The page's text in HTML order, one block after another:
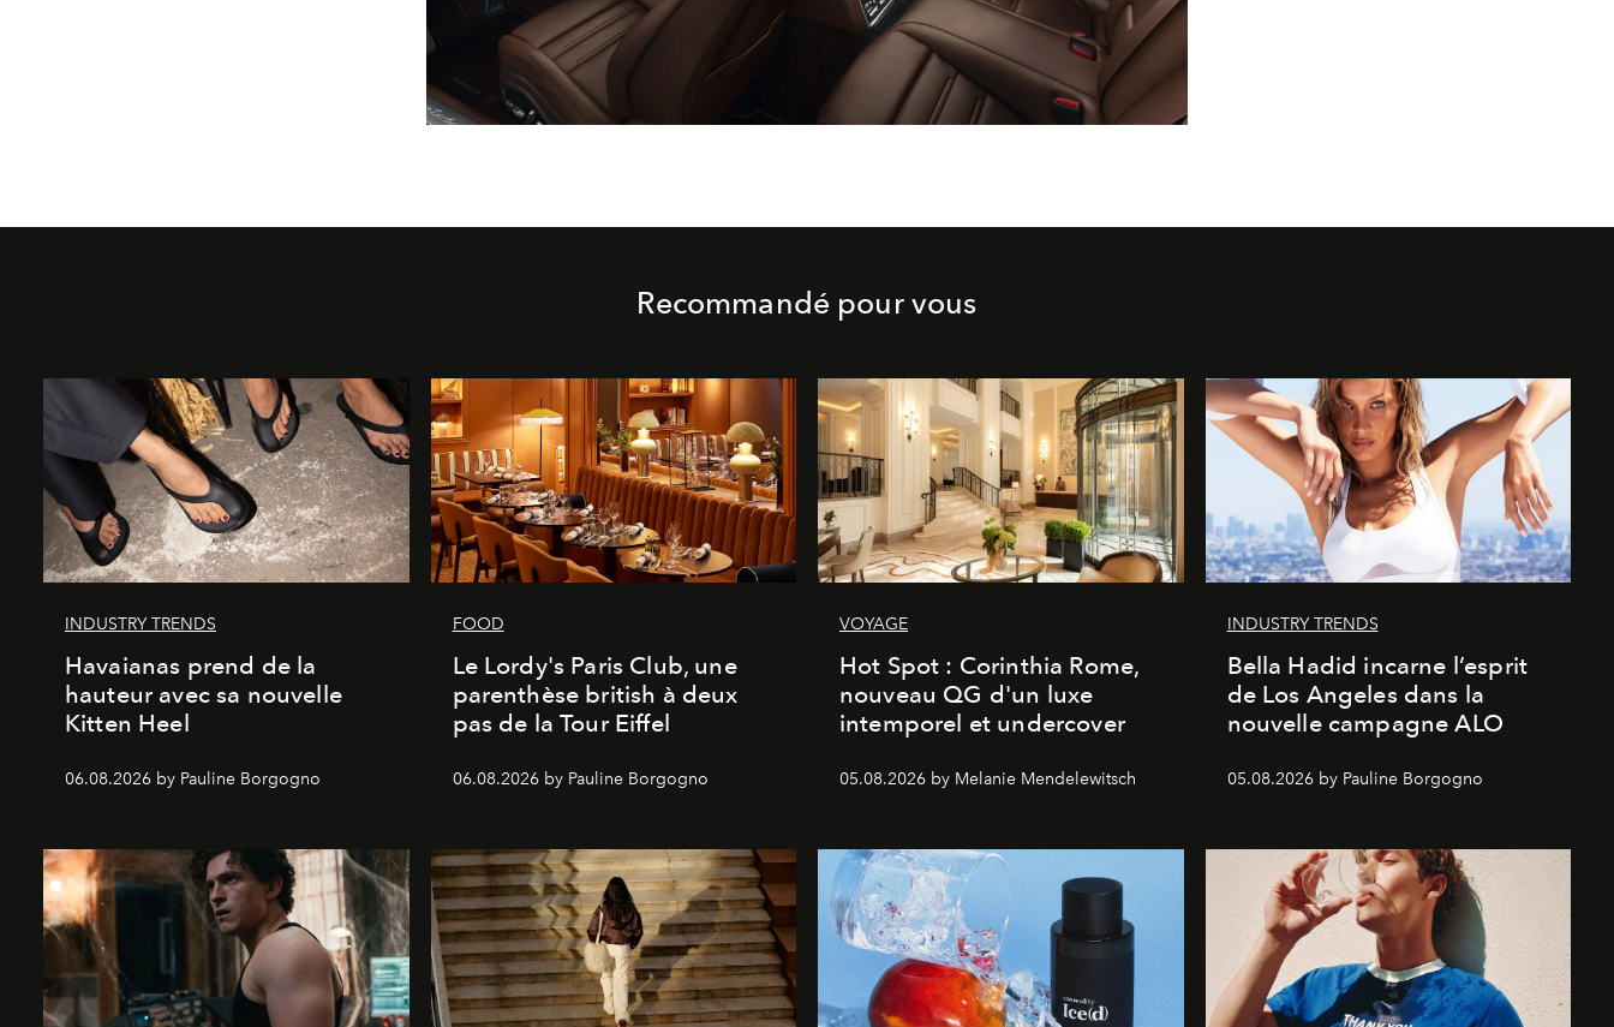
Recommandé pour vous
INDUSTRY TRENDS
Havaianas prend de la
hauteur avec sa nouvelle
Kitten Heel
06.08.2026 by Pauline Borgogno
FOOD
Le Lordy's Paris Club, une
parenthèse british à deux
pas de la Tour Eiffel
06.08.2026 by Pauline Borgogno
VOYAGE
Hot Spot : Corinthia Rome,
nouveau QG d'un luxe
intemporel et undercover
05.08.2026 by Melanie Mendelewitsch
INDUSTRY TRENDS
Bella Hadid incarne l’esprit
de Los Angeles dans la
nouvelle campagne ALO
05.08.2026 by Pauline Borgogno